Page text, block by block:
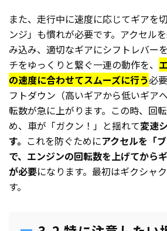
また、走行中に速度に応じてギアを
ンジ」も慣れが必要です。アクセル
み込み、適切なギアにシフトレバー
チをゆっくりと繋ぐ一連の動作を、
の速度に合わせてスムーズに行う必
フトダウン（高いギアから低いギア
転数が急に上がります。この時、回
め、車が「ガクン！」と揺れて変速
す。 これを防ぐためにアクセルを「
で、エンジンの回転数を上げてから
が必要になります。最初はギクシャ
す。